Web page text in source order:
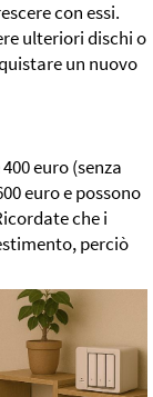
con essi.
ulteriori dischi o
un nuovo
euro (senza
euro e possono
che i
perciò